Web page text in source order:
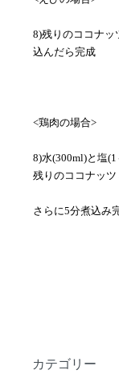
8)残りのココナッ
込んだら完成
<鶏肉の場合>
8)水(300ml)と塩
残りのココナッツ
さらに5分煮込み
カテゴリー